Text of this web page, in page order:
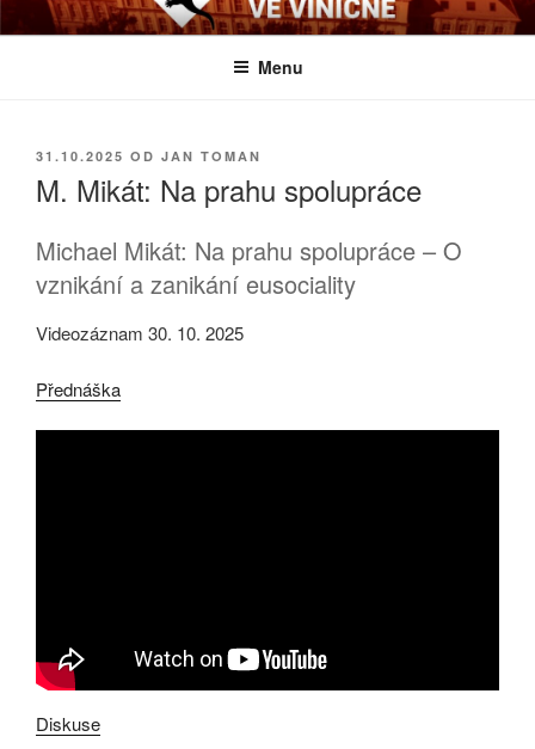
k
BIOLOGICKÉ ČTVRTKY VE
Určeno všem zájemcům o evoluci a obecnější biologická témata
Menu
PUBLIKOVÁNO
31.10.2025 OD JAN TOMAN
M. Mikát: Na prahu spolupráce
Michael Mikát: Na prahu spolupráce – O
vznikání a zanikání eusociality
Videozáznam 30. 10. 2025
Přednáška
Diskuse